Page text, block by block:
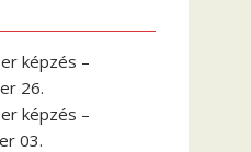
képzés –
26.
képzés –
03.